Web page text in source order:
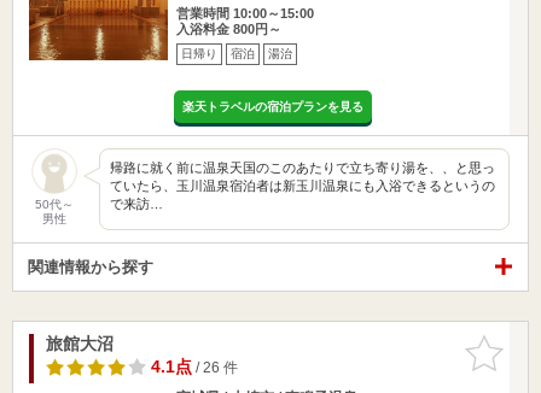
営業時間 10:00～15:00
入浴料金 800円～
日帰り 宿泊 湯治
楽天トラベルの宿泊プランを見る
50代～
男性
帰路に就く前に温泉天国のこのあたりで立ち寄り湯を、、と思っ
ていたら、玉川温泉宿泊者は新玉川温泉にも入浴できるというの
で来訪…
関連情報から探す
お気に入
りに追加
旅館大沼
4.1点/ 26 件